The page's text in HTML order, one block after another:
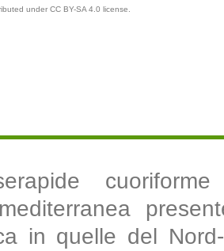
under CC BY-SA 4.0 license.
in quelle del